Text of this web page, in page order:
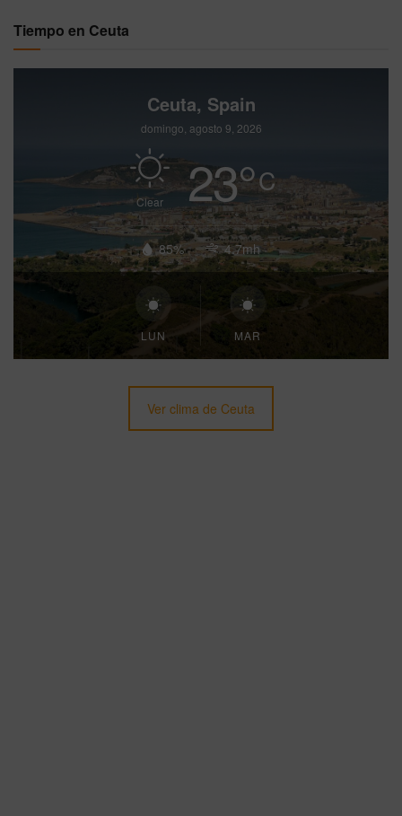
Tiempo en Ceuta
Ceuta, Spain
domingo, agosto 9, 2026
Clear 23°C
85% 4.7mh
LUN MAR
Ver clima de Ceuta